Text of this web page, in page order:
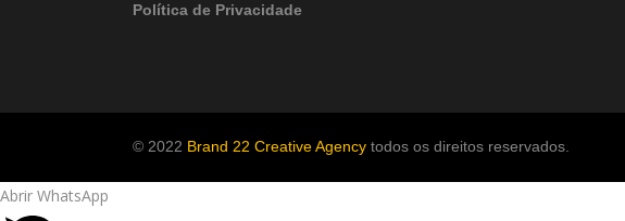
Política de Privacidade
© 2022 Brand 22 Creative Agency todos os direitos reservados.
Abrir WhatsApp